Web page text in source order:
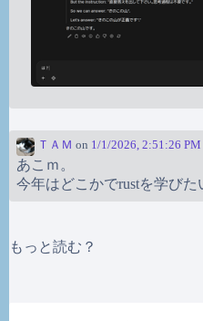
ＴＡＭ on 1/1/2026, 2:51:26 PM
あこｍ。
今年はどこかでrustを学びた
もっと読む？